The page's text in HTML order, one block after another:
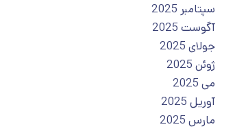
سپتامبر 2025
آگوست 2025
جولای 2025
ژوئن 2025
می 2025
آوریل 2025
مارس 2025